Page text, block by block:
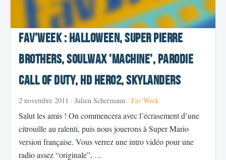
Fav'Week : Halloween, Super Pierre
Brothers, Soulwax 'machine', Parodie
Call of Duty, HD Hero2, Skylanders
2 novembre 2011 · Julien Schermann · Fav'Week
Salut les amis ! On commencera avec l’écrasement d’une
citrouille au ralenti, puis nous jouerons à Super Mario
version française. Vous verrez une intro vidéo pour une
radio assez “originale”, …